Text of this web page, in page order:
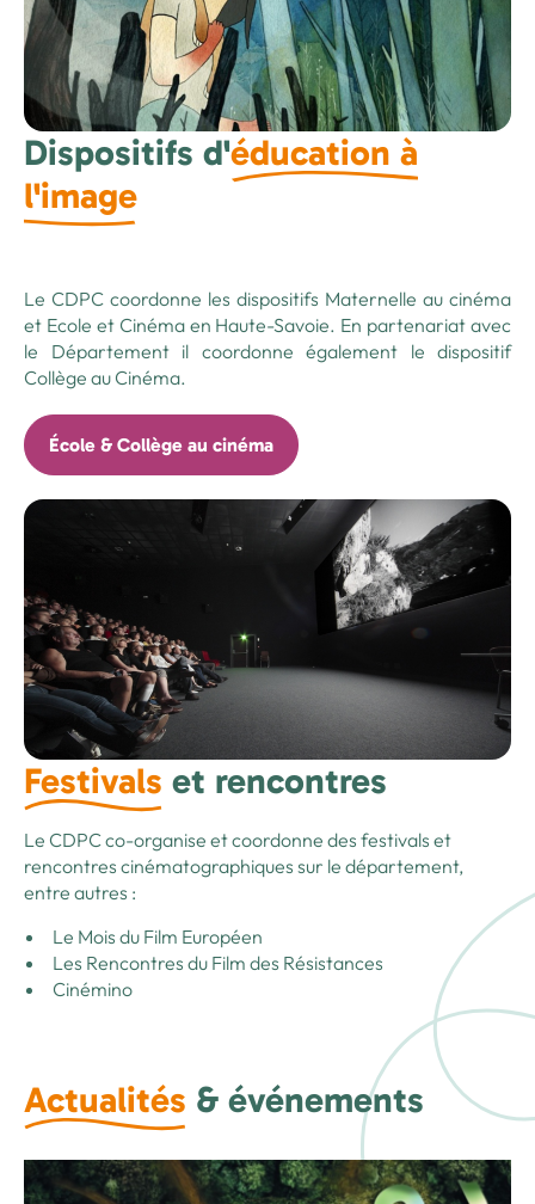
Dispositifs d'éducation à
l'image
Le CDPC coordonne les dispositifs Maternelle au cinéma
et Ecole et Cinéma en Haute-Savoie. En partenariat avec
le Département il coordonne également le dispositif
Collège au Cinéma.
École & Collège au cinéma
Festivals et rencontres
Le CDPC co-organise et coordonne des festivals et
rencontres cinématographiques sur le département,
entre autres :
Le Mois du Film Européen
Les Rencontres du Film des Résistances
Cinémino
Actualités & événements